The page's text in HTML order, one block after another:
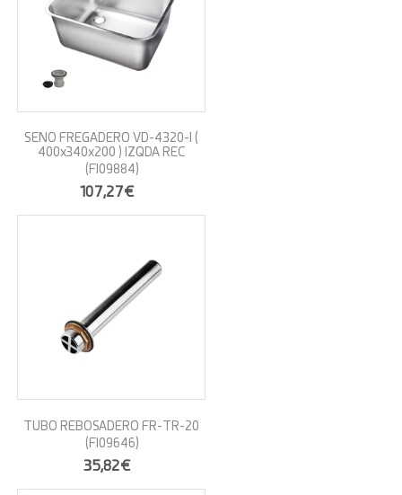
SENO FREGADERO VD-4320-I (
400x340x200 ) IZQDA REC
(FI09884)
107,27€
TUBO REBOSADERO FR-TR-20
(FI09646)
35,82€